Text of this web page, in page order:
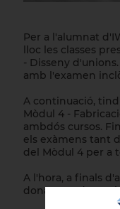
Per a l'alumnat
lloc les classes
- Disseny
amb l'examen
A continuació,
Mòdul 4 -
ambdós cursos.
els exàmens tant
del Mòdul 4 per a
A l'hora, a finals
donar tret de